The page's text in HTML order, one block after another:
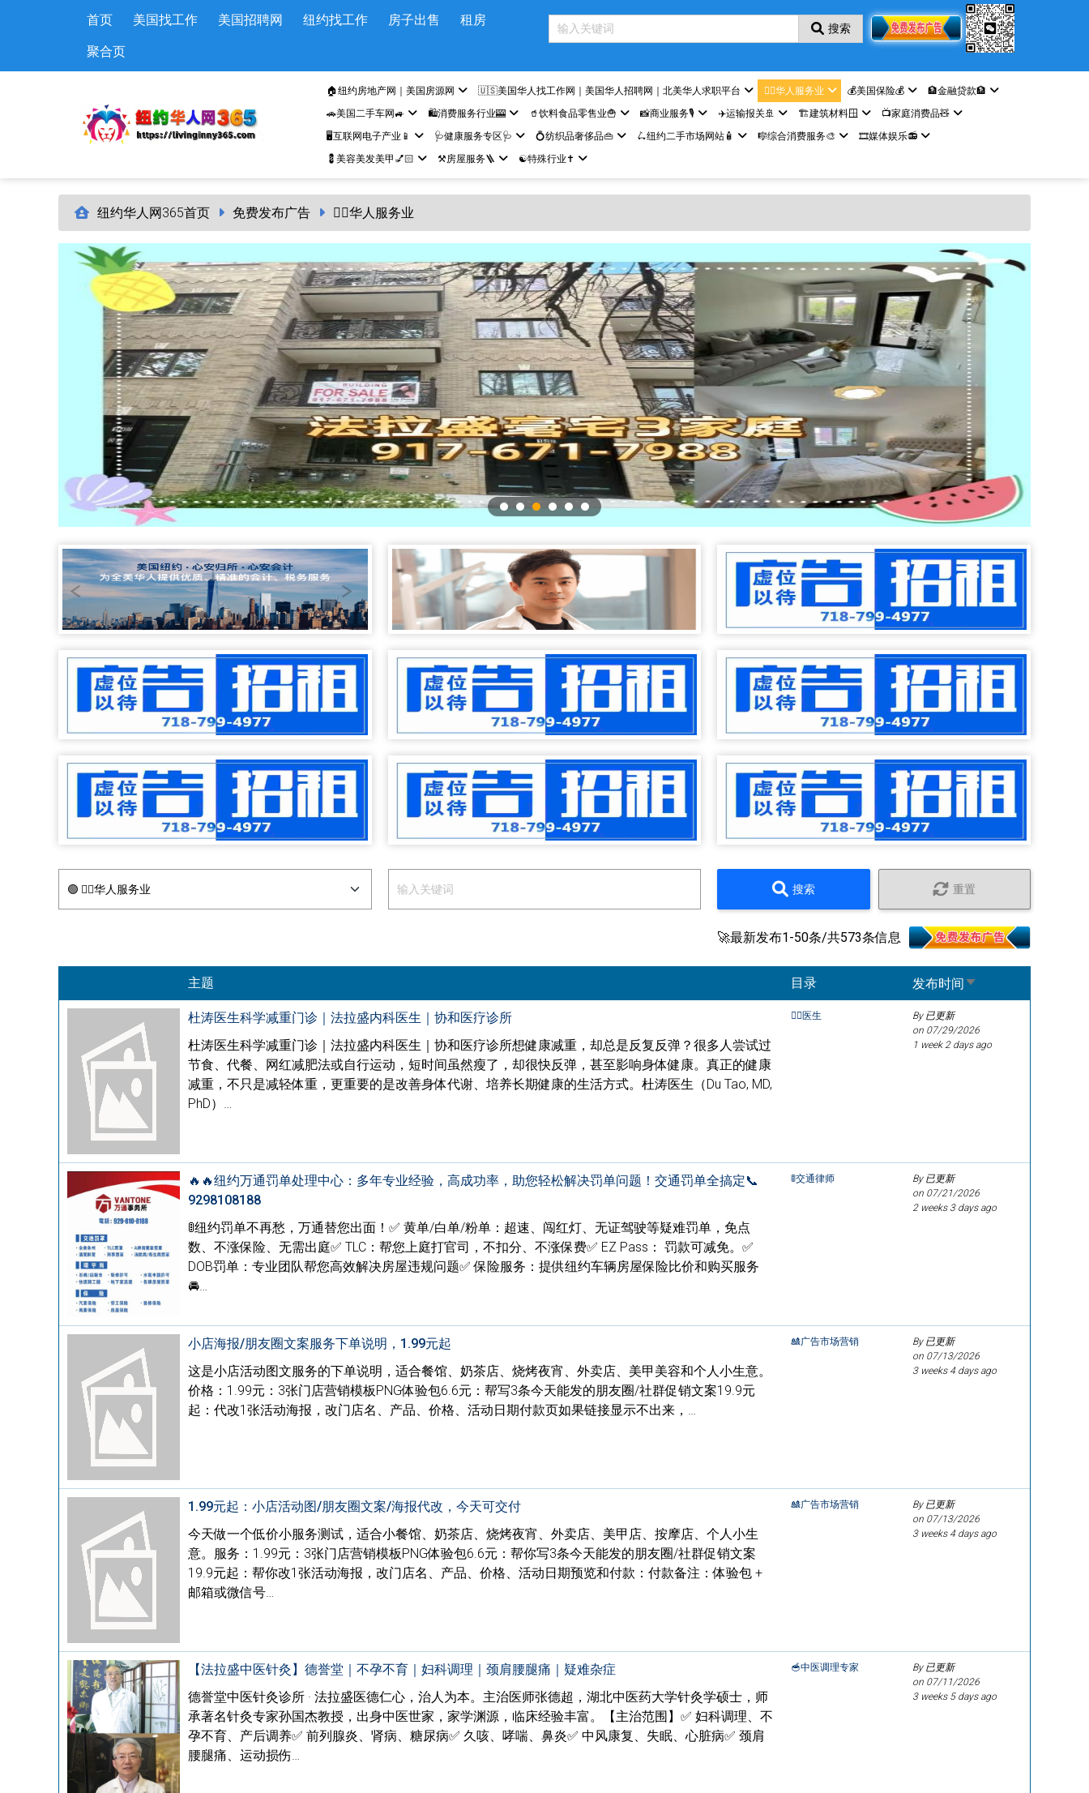
首页 美国找工作 美国招聘网 纽约找工作 房子出售 租房
聚合页
搜索
🏠纽约房地产网｜美国房源网 🇺🇸美国华人找工作网｜美国华人招聘网｜北美华人求职平台 🤵‍♀️华人服务业 💰美国保险💰
🏦金融贷款🏦
🚗美国二手车网🚙
🛍️消费服务行业🎰 🥤饮料食品零售业🍟 📸商业服务🎙️ ✈️运输报关🚢 🏗️建筑材料🪟
📺家庭消费品🧸
🖥️互联网电子产业📱
🩺健康服务专区🩺 💍纺织品奢侈品👜 🛴纽约二手市场网站🧴 🎼综合消费服务🎨
🎞️媒体娱乐📻
💈美容美发美甲💅🏻
⚒️房屋服务🪜 ☯️特殊行业✝️
纽约华人网365首页 免费发布广告 🤵‍♀️华人服务业
搜索 重置
🚀最新发布1-50条/共573条信息
主题 目录 发布时间Sort ascending
杜涛医生科学减重门诊｜法拉盛内科医生｜协和医疗诊所
杜涛医生科学减重门诊｜法拉盛内科医生｜协和医疗诊所想健康减重，却总是反复反弹？很多人尝试过
节食、代餐、网红减肥法或自行运动，短时间虽然瘦了，却很快反弹，甚至影响身体健康。真正的健康
减重，不只是减轻体重，更重要的是改善身体代谢、培养长期健康的生活方式。杜涛医生（Du Tao, MD,
PhD）…
👩‍⚕️医生
By 已更新
on 07/29/2026
1 week 2 days ago
🔥🔥纽约万通罚单处理中心：多年专业经验，高成功率，助您轻松解决罚单问题！交通罚单全搞定📞
9298108188
🚦纽约罚单不再愁，万通替您出面！✅ 黄单/白单/粉单：超速、闯红灯、无证驾驶等疑难罚单，免点
数、不涨保险、无需出庭✅ TLC：帮您上庭打官司，不扣分、不涨保费✅ EZ Pass： 罚款可减免。✅
DOB罚单：专业团队帮您高效解决房屋违规问题✅ 保险服务：提供纽约车辆房屋保险比价和购买服务
🚘…
🚦交通律师
By 已更新
on 07/21/2026
2 weeks 3 days ago
小店海报/朋友圈文案服务下单说明，1.99元起
这是小店活动图文服务的下单说明，适合餐馆、奶茶店、烧烤夜宵、外卖店、美甲美容和个人小生意。
价格：1.99元：3张门店营销模板PNG体验包6.6元：帮写3条今天能发的朋友圈/社群促销文案19.9元
起：代改1张活动海报，改门店名、产品、价格、活动日期付款页如果链接显示不出来，…
🎎广告市场营销
By 已更新
on 07/13/2026
3 weeks 4 days ago
1.99元起：小店活动图/朋友圈文案/海报代改，今天可交付
今天做一个低价小服务测试，适合小餐馆、奶茶店、烧烤夜宵、外卖店、美甲店、按摩店、个人小生
意。服务：1.99元：3张门店营销模板PNG体验包6.6元：帮你写3条今天能发的朋友圈/社群促销文案
19.9元起：帮你改1张活动海报，改门店名、产品、价格、活动日期预览和付款：付款备注：体验包 +
邮箱或微信号…
🎎广告市场营销
By 已更新
on 07/13/2026
3 weeks 4 days ago
【法拉盛中医针灸】德誉堂｜不孕不育｜妇科调理｜颈肩腰腿痛｜疑难杂症
德誉堂中医针灸诊所 · 法拉盛医德仁心，治人为本。主治医师张德超，湖北中医药大学针灸学硕士，师
承著名针灸专家孙国杰教授，出身中医世家，家学渊源，临床经验丰富。【主治范围】✅ 妇科调理、不
孕不育、产后调养✅ 前列腺炎、肾病、糖尿病✅ 久咳、哮喘、鼻炎✅ 中风康复、失眠、心脏病✅ 颈肩
腰腿痛、运动损伤…
🥣中医调理专家
By 已更新
on 07/11/2026
3 weeks 5 days ago